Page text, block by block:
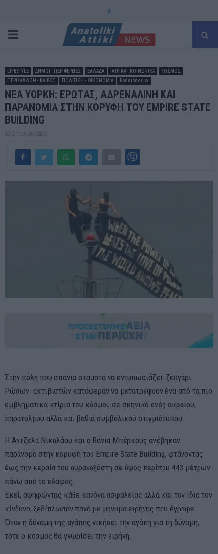
Facebook
PRIMARY
LIFESTYLE ΔΗΜΟΙ - ΠΕΡΙΦΕΡΕΙΕΣ ΕΛΛΑΔΑ ΙΑΤΡΙΚΑ - ΚΟΙΝΩΝΙΚΑ
ΚΟΣΜΟΣ
ΠΕΡΙΒΑΛΛΟΝ - ΚΑΙΡΟΣ
ΠΟΛΙΤΙΚΗ - ΟΙΚΟΝΟΜΙΑ Ροή ειδήσεων
ΝΕΑ ΥΟΡΚΗ: ΕΡΩΤΑΣ, ΑΔΡΕΝΑΛΙΝΗ ΚΑΙ
ΠΑΡΑΝΟΜΙΑ ΣΤΗΝ ΚΟΡΥΦΗ ΤΟΥ EMPIRE STATE
BUILDING
2 Ιουλίου 2026
Στην πόλη που σπάνια σταματά να εντυπωσιάζει, ζευγάρι
Ρώσων ακτιβιστών κατάφεραν να μετατρέψουν ένα από τα πιο
εμβληματικά κτίρια του κόσμου σε σκηνικό ενός ακραίου,
παράτολμου αλλά και βαθιά συμβολικού στιγμιότυπου.
Η Άντζελα Νικολάου και ο Βάνια Μπέρκους ανέβηκαν
παράνομα στην κορυφή του Empire State Building, φτάνοντας
έως την κεραία του ουρανοξύστη σε ύψος περίπου 443 μέτρων
πάνω από το έδαφος.
Εκεί, αψηφώντας κάθε κανόνα ασφαλείας αλλά και τον ίδιο τον
κίνδυνο, ξεδίπλωσαν πανό με μήνυμα ειρήνης που έγραφε.
Όταν η δύναμη της αγάπης νικήσει την αγάπη για τη δύναμη,
τότε ο κόσμος θα γνωρίσει την ειρήνη.